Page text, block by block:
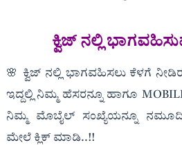
ಕ್ವಿಜ್ ನಲ್ಲಿ‌
🌸 ಕ್ವಿಜ್ ನಲ್ಲಿ ಭಾಗವಹಿಸಲು ಕೆಳಗೆ
ಇದ್ದಲ್ಲಿ ನಿಮ್ಮ ಹೆಸರನ್ನೂ ಹಾಗೂ
ನಿಮ್ಮ ಮೊಬೈಲ್ ಸಂಖ್ಯೆಯನ್ನೂ
ಮೇಲೆ ಕ್ಲಿಕ್ ಮಾಡಿ..!!